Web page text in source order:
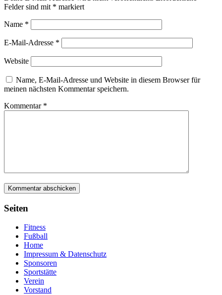
Felder sind mit * markiert
Name *
E-Mail-Adresse *
Website
Name, E-Mail-Adresse und Website in diesem Browser für
meinen nächsten Kommentar speichern.
Kommentar *
Seiten
Fitness
Fußball
Home
Impressum & Datenschutz
Sponsoren
Sportstätte
Verein
Vorstand